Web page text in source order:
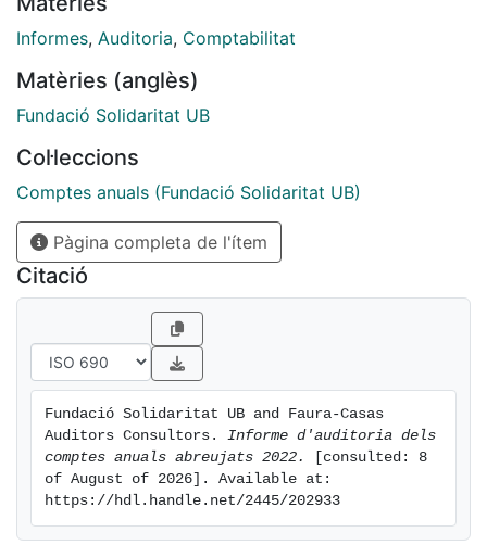
Informes, Auditoria, Comptabilitat
Matèries (anglès)
Fundació Solidaritat UB
Col·leccions
Comptes anuals (Fundació Solidaritat UB)
Pàgina completa de l'ítem
Citació
Fundació Solidaritat UB and Faura-Casas
Auditors Consultors. Informe d'auditoria dels
comptes anuals abreujats 2022.
[consulted: 8
of August of 2026]. Available at:
https://hdl.handle.net/2445/202933